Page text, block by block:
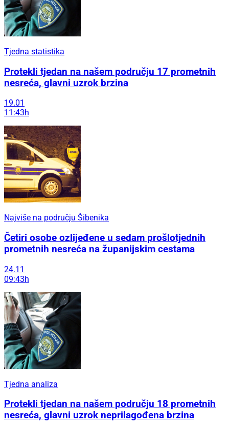
Tjedna statistika
Protekli tjedan na našem području 17 prometnih
nesreća, glavni uzrok brzina
19.01
11:43h
Najviše na području Šibenika
Četiri osobe ozlijeđene u sedam prošlotjednih
prometnih nesreća na županijskim cestama
24.11
09:43h
Tjedna analiza
Protekli tjedan na našem području 18 prometnih
nesreća, glavni uzrok neprilagođena brzina